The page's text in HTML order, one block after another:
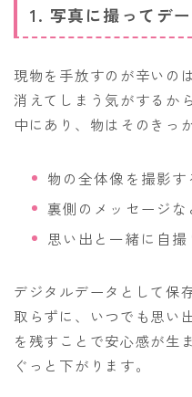
1. 写真に撮ってデ
現物を手放すのが辛いの
消えてしまう気がするか
中にあり、物はそのきっ
物の全体像を撮影す
裏側のメッセージな
思い出と一緒に自撮
デジタルデータとして保
取らずに、いつでも思い
を残すことで安心感が生
ぐっと下がります。